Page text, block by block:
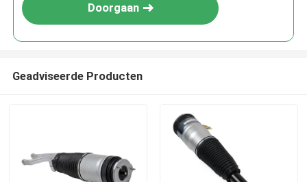
Doorgaan
Geadviseerde Producten